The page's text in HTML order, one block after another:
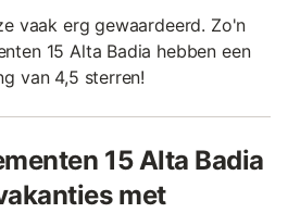
vaak erg gewaardeerd. Zo'n
15 Alta Badia hebben een
van 4,5 sterren!
15 Alta Badia
met